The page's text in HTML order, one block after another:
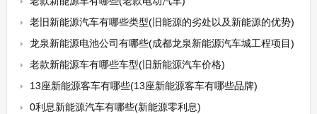
老旧新能源汽车有哪些类型(旧能源的劣处以及新能源的优势)
龙泉新能源电池公司有哪些(成都龙泉新能源汽车城工程项目)
老款新能源车有哪些车型(旧新能源汽车价格)
13座新能源客车有哪些(13座新能源客车有哪些品牌)
0利息新能源汽车有哪些(新能源零利息)